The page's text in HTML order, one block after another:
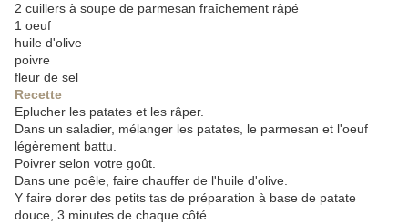
2 cuillers à soupe de parmesan fraîchement râpé
1 oeuf
huile d'olive
poivre
fleur de sel
Recette
Eplucher les patates et les râper.
Dans un saladier, mélanger les patates, le parmesan et l'oeuf
légèrement battu.
Poivrer selon votre goût.
Dans une poêle, faire chauffer de l'huile d'olive.
Y faire dorer des petits tas de préparation à base de patate
douce, 3 minutes de chaque côté.